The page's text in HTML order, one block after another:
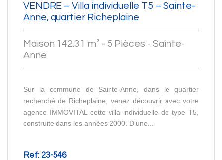
VENDRE – Villa individuelle T5 – Sainte-
Anne, quartier Richeplaine
Maison 142.31 m² - 5 Pièces - Sainte-
Anne
Sur la commune de Sainte-Anne, dans le quartier
recherché de Richeplaine, venez découvrir avec votre
agence IMMOVITAL cette villa individuelle de type T5,
construite dans les années 2000. D’une...
Ref: 23-546